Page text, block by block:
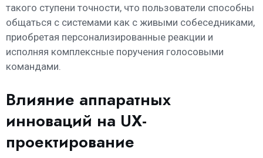
такого ступени точности, что пользователи способны
общаться с системами как с живыми собеседниками,
приобретая персонализированные реакции и
исполняя комплексные поручения голосовыми
командами.
Влияние аппаратных
инноваций на UX-
проектирование